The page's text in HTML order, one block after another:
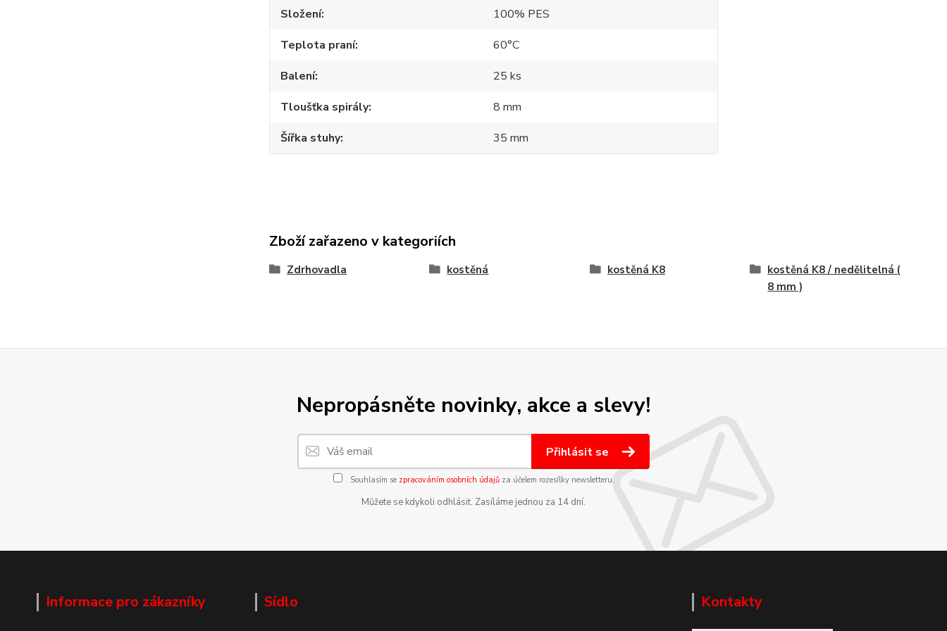
Složení
100% PES
Teplota praní
60°C
Balení
25 ks
Tloušťka spirály
8 mm
Šířka stuhy
35 mm
Zboží zařazeno v kategoriích
Zdrhovadla kostěná kostěná K8
kostěná K8 / nedělitelná (
8 mm )
Nepropásněte novinky, akce a slevy!
Přihlásit se
Souhlasím se zpracováním osobních údajůza účelem rozesílky newsletteru.
Můžete se kdykoli odhlásit. Zasíláme jednou za 14 dní.
Informace pro zákazníky Sídlo Kontakty